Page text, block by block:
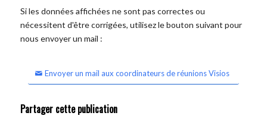
Si les données affichées ne sont pas correctes ou
nécessitent d'être corrigées, utilisez le bouton suivant pour
nous envoyer un mail :
Envoyer un mail aux coordinateurs de réunions Visios
Partager cette publication